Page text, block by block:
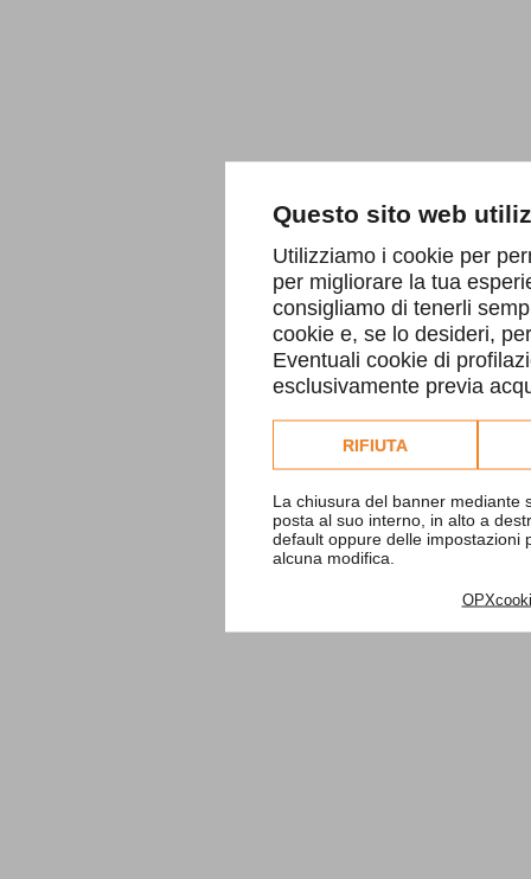
Questo sito web
Utilizziamo i cookie per
per migliorare la tua
consigliamo di tenerli
cookie e, se lo desideri,
Eventuali cookie di
esclusivamente previa
Consulta l'informativa
RIFIUTA
La chiusura del banner mediante
posta al suo interno, in alto a
default oppure delle impostazioni
alcuna modifica.